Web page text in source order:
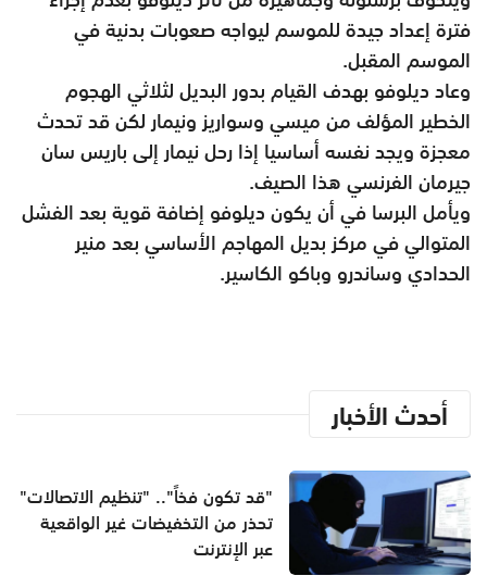
فترة إعداد جيدة للموسم ليواجه صعوبات بدنية في
الموسم المقبل.
وعاد ديلوفو بهدف القيام بدور البديل لثلاثي الهجوم
الخطير المؤلف من ميسي وسواريز ونيمار لكن قد تحدث
معجزة ويجد نفسه أساسيا إذا رحل نيمار إلى باريس سان
جيرمان الفرنسي هذا الصيف.
ويأمل البرسا في أن يكون ديلوفو إضافة قوية بعد الفشل
المتوالي في مركز بديل المهاجم الأساسي بعد منير
الحدادي وساندرو وباكو الكاسير.
أحدث الأخبار
"قد تكون فخاً".. "تنظيم الاتصالات"
تحذر من التخفيضات غير الواقعية
عبر الإنترنت